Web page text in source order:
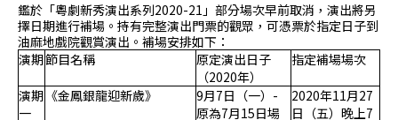
鑑於「粵劇新秀演出系列2020-21」部分場次早前取消，演出將另
擇日期進行補場。持有完整演出門票的觀眾，可憑票於指定日子到
油麻地戲院觀賞演出。補場安排如下：
演期節目名稱
原定演出日子
（2020年）
指定補場場次
演期
一
《金鳳銀龍迎新歲》
9月7日（一）-
原為7月15日場
2020年11月27
日（五）晚上7